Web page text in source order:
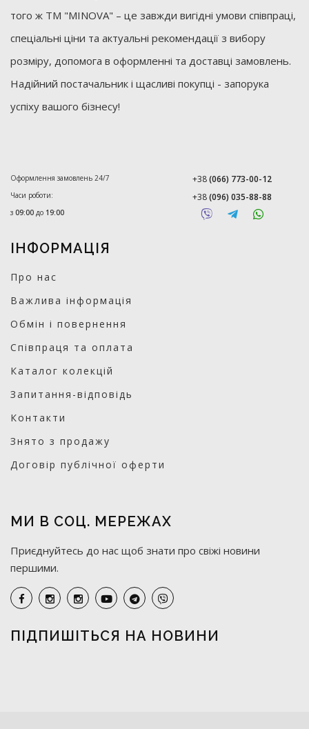
того ж ТМ "MINOVA" – це завжди вигідні умови співпраці,
спеціальні ціни та актуальні рекомендації з вибору
розміру, допомога в оформленні та доставці замовлень.
Надійний постачальник і щасливі покупці - запорука
успіху вашого бізнесу!
Оформлення замовлень 24/7
Часи роботи:
з 09:00 до 19:00
+38(066) 773-00-12
+38(096) 035-88-88
ІНФОРМАЦІЯ
Про нас
Важлива інформація
Обмін і повернення
Співпраця та оплата
Каталог колекцій
Запитання-відповідь
Контакти
Знято з продажу
Договір публічної оферти
МИ В СОЦ. МЕРЕЖАХ
Приєднуйтесь до нас щоб знати про свіжі новини
першими.
ПІДПИШІТЬСЯ НА НОВИНИ